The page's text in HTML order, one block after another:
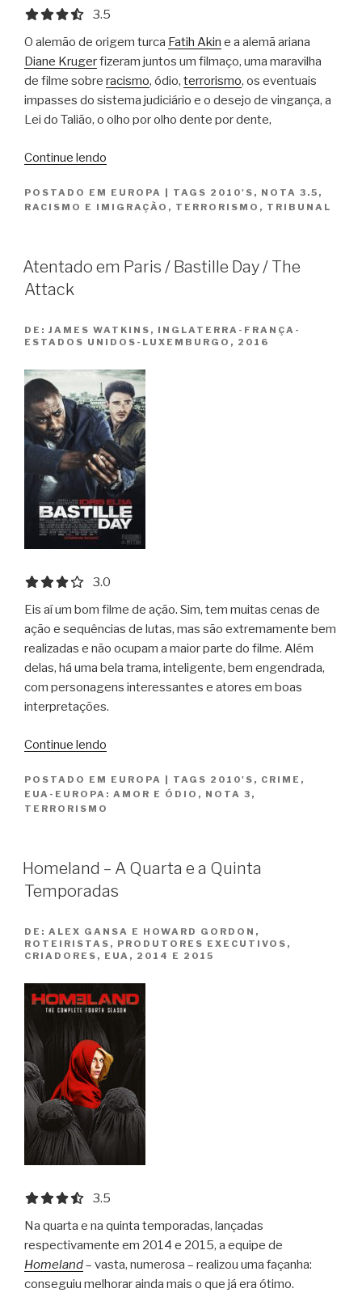
3.5 out of 5.0 stars
3.5
O alemão de origem turca Fatih Akin e a alemã ariana
Diane Krugerfizeram juntos um filmaço, uma maravilha
de filme sobre racismo, ódio, terrorismo, os eventuais
impasses do sistema judiciário e o desejo de vingança, a
Lei do Talião, o olho por olho dente por dente,
Continue lendo
Aus
POSTADO EM EUROPA TAGS 2010'S , NOTA 3.5 ,
RACISMO E IMIGRAÇÃO , TERRORISMO , TRIBUNAL
Atentado em Paris / Bastille Day / The
Attack
DE: JAMES WATKINS, INGLATERRA-FRANÇA-
ESTADOS UNIDOS-LUXEMBURGO, 2016
3.0 out of 5.0 stars
3.0
Eis aí um bom filme de ação. Sim, tem muitas cenas de
ação e sequências de lutas, mas são extremamente bem
realizadas e não ocupam a maior parte do filme. Além
delas, há uma bela trama, inteligente, bem engendrada,
com personagens interessantes e atores em boas
interpretações.
Continue lendo
Paris
/
Attack”
POSTADO EM EUROPA TAGS 2010'S , CRIME ,
EUA-EUROPA: AMOR E ÓDIO , NOTA 3 ,
TERRORISMO
Homeland – A Quarta e a Quinta
Temporadas
DE: ALEX GANSA E HOWARD GORDON,
ROTEIRISTAS, PRODUTORES EXECUTIVOS,
CRIADORES, EUA, 2014 E 2015
3.5 out of 5.0 stars
3.5
Na quarta e na quinta temporadas, lançadas
respectivamente em 2014 e 2015, a equipe de
Homeland– vasta, numerosa – realizou uma façanha:
conseguiu melhorar ainda mais o que já era ótimo.